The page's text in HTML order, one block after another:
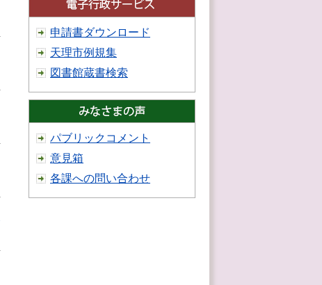
申請書ダウンロード
天理市例規集
図書館蔵書検索
パブリックコメント
意見箱
各課への問い合わせ